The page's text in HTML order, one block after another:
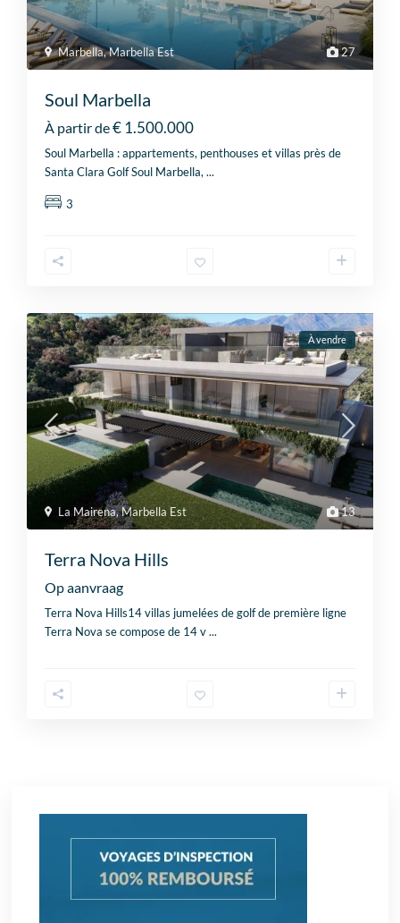
27
Marbella,Marbella Est
Soul Marbella
À partir de€ 1.500.000
Soul Marbella : appartements, penthouses et villas près de
Santa Clara Golf Soul Marbella,...
3
13
La Mairena,Marbella Est
À vendre
Terra Nova Hills
Op aanvraag
Terra Nova Hills14 villas jumelées de golf de première ligne
Terra Nova se compose de 14 v...